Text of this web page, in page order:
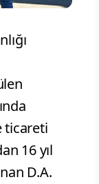
ticareti
16 yıl
D.A.